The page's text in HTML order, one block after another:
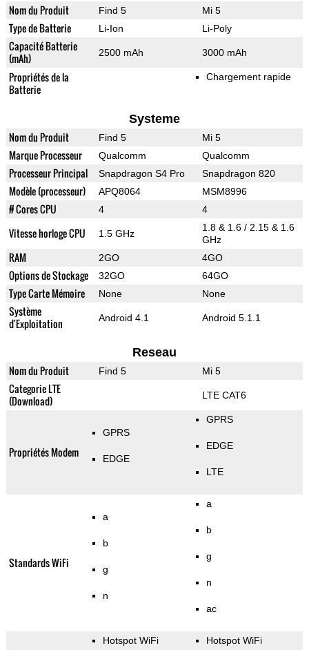
Nom du Produit Find 5 Mi 5
Type de Batterie Li-Ion Li-Poly
Capacité Batterie
(mAh)
2500 mAh 3000 mAh
Propriétés de la
Batterie
Chargement rapide
Systeme
Nom du Produit Find 5 Mi 5
Marque Processeur Qualcomm Qualcomm
Processeur Principal Snapdragon S4 Pro Snapdragon 820
Modèle (processeur) APQ8064 MSM8996
# Cores CPU 4 4
Vitesse horloge CPU 1.5 GHz
1.8 & 1.6 / 2.15 & 1.6
GHz
RAM 2GO 4GO
Options de Stockage 32GO 64GO
Type Carte Mémoire None None
Système
d'Exploitation
Android 4.1 Android 5.1.1
Reseau
Nom du Produit Find 5 Mi 5
Categorie LTE
(Download)
LTE CAT6
Propriétés Modem
GPRS
EDGE
GPRS
EDGE
LTE
Standards WiFi
a
b
g
n
a
b
g
n
ac
Hotspot WiFi Hotspot WiFi